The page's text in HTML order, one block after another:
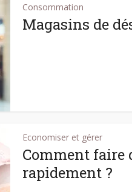
Consommation
Magasins de
Economiser et gérer
Comment faire
rapidement ?